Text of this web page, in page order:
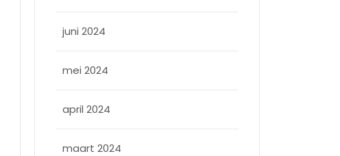
juni 2024
mei 2024
april 2024
maart 2024